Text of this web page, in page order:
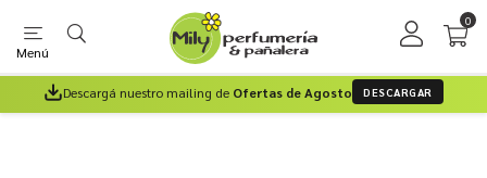
Menú
0
Descargá nuestro mailing de Ofertas de Agosto DESCARGAR